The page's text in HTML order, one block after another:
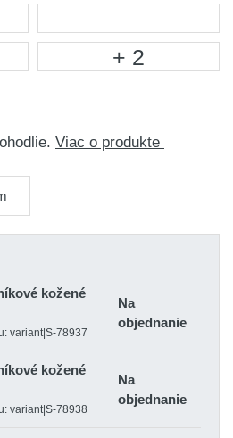
+ 2
Viac o produkte
kožené
variant|S-78937
Na
objednanie
kožené
variant|S-78938
Na
objednanie